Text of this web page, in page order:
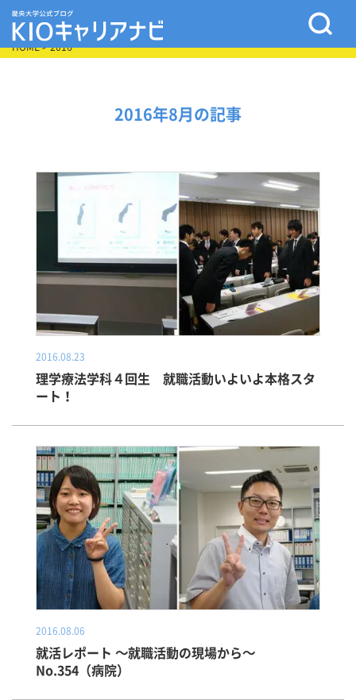
HOME> 2016
2016年8月の記事
2016.08.23
理学療法学科４回生 就職活動いよいよ本格スタ
ート！
2016.08.06
就活レポート ～就職活動の現場から～
No.354（病院）